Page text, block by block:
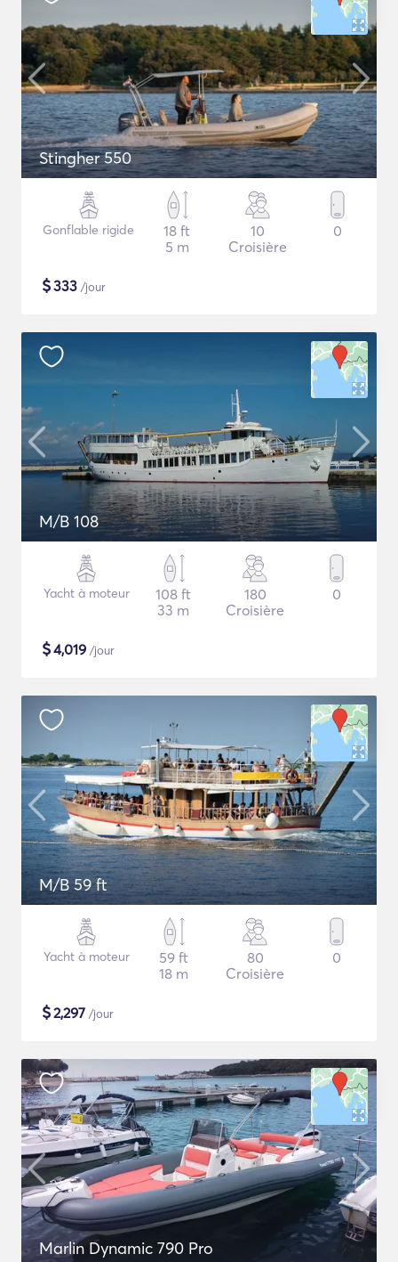
Stingher 550
Gonflable rigide
18 ft
5 m
10
Croisière
0
$333 /jour
M/B 108
Yacht à moteur
108 ft
33 m
180
Croisière
0
$4,019 /jour
M/B 59 ft
Yacht à moteur
59 ft
18 m
80
Croisière
0
$2,297 /jour
Marlin Dynamic 790 Pro